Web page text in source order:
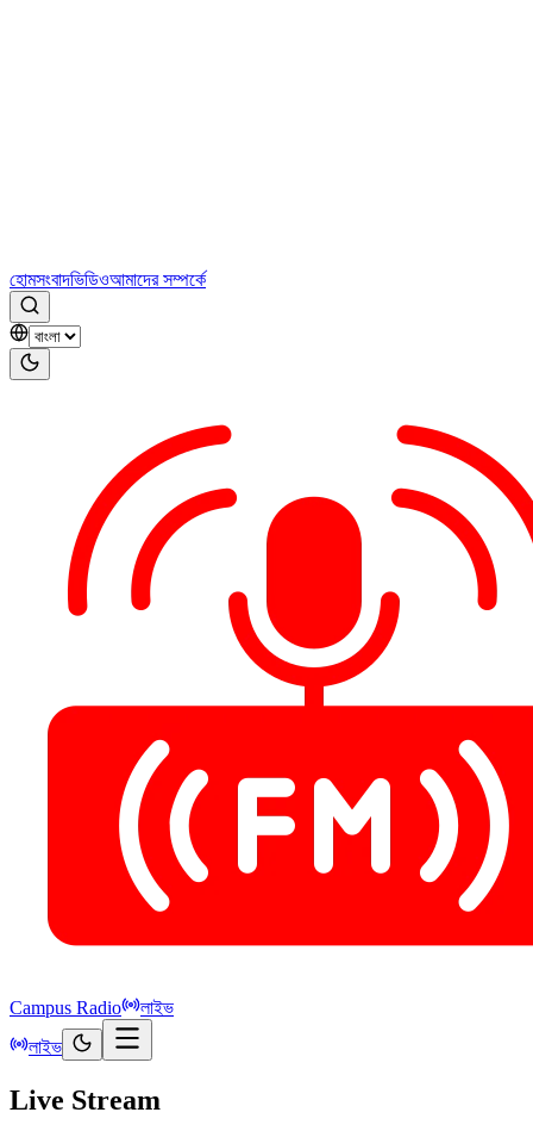
হোমসংবাদভিডিওআমাদের সম্পর্কে
Campus Radio
লাইভ
লাইভ
Live Stream